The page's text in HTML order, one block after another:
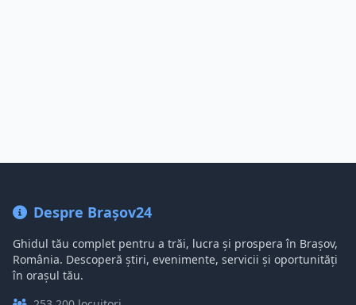
Despre Brașov24
Ghidul tău complet pentru a trăi, lucra și prospera în Brașov,
România. Descoperă știri, evenimente, servicii și oportunități
în orașul tău.